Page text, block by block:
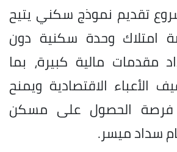
تقديم نموذج سكني يتيح
امتلاك وحدة سكنية دون
مقدمات مالية كبيرة، بما
الاقتصادية ويمنح
فرصة الحصول على مسكن
سداد ميسر.